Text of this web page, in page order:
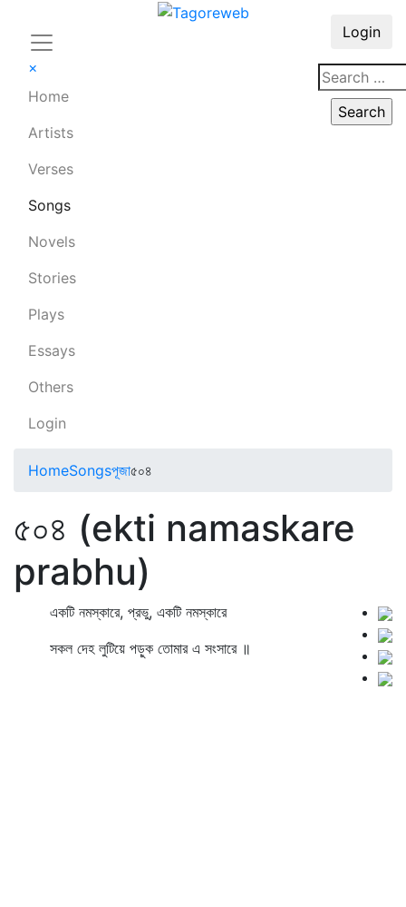
×
Home
Artists
Verses
Songs
Novels
Stories
Plays
Essays
Others
Login
Login
HomeSongsপূজা৫০৪
৫০৪ (ekti namaskare
prabhu)
একটি নমস্কারে, প্রভু, একটি নমস্কারে
সকল দেহ লুটিয়ে পড়ুক তোমার এ সংসারে ॥